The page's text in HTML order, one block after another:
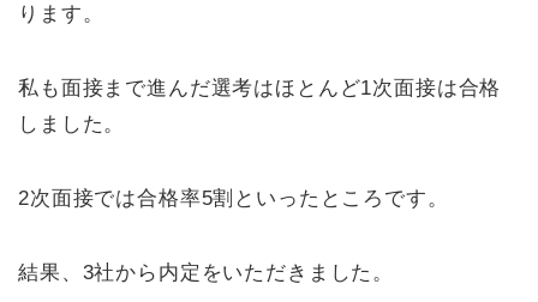
ります。
私も面接まで進んだ選考はほとんど1次面接は合格
しました。
2次面接では合格率5割といったところです。
結果、3社から内定をいただきました。